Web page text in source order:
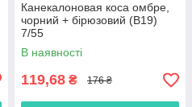
Канекалоновая коса омбре,
чорний + бірюзовий (B19)
7/55
В наявності
119,68 ₴ 176 ₴